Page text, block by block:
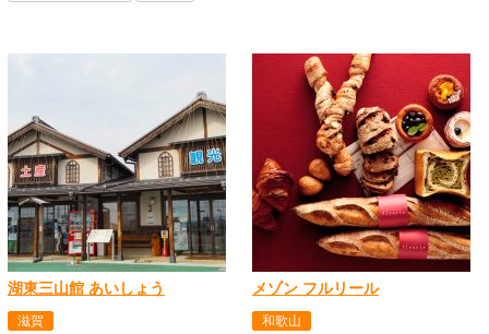
湖東三山館 あいしょう
滋賀
メゾン フルリール
和歌山